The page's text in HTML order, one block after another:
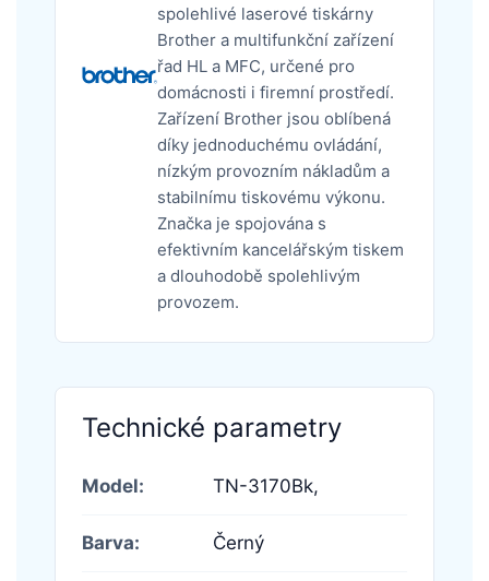
spolehlivé laserové tiskárny
Brother a multifunkční zařízení
řad HL a MFC, určené pro
domácnosti i firemní prostředí.
Zařízení Brother jsou oblíbená
díky jednoduchému ovládání,
nízkým provozním nákladům a
stabilnímu tiskovému výkonu.
Značka je spojována s
efektivním kancelářským tiskem
a dlouhodobě spolehlivým
provozem.
Technické parametry
Model: TN-3170Bk,
Barva: Černý